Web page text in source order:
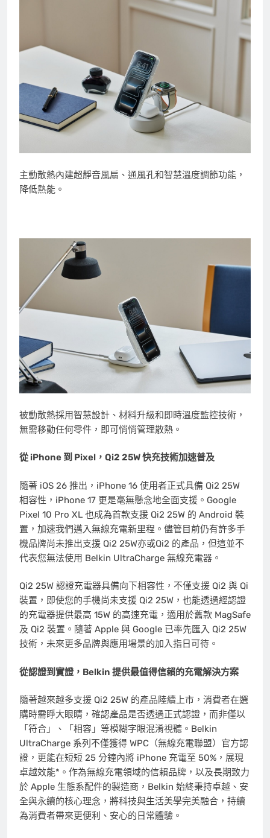
主動散熱內建超靜音風扇、通風孔和智慧溫度調節功能，
降低熱能。
被動散熱採用智慧設計、材料升級和即時溫度監控技術，
無需移動任何零件，即可悄悄管理散熱。
從 iPhone 到 Pixel ， Qi2 25W快充技術加速普及
隨著 iOS 26 推出，iPhone 16 使用者正式具備 Qi2 25W
相容性，iPhone 17 更是毫無懸念地全面支援。Google
Pixel 10 Pro XL 也成為首款支援 Qi2 25W 的 Android 裝
置，加速我們邁入無線充電新里程。儘管目前仍有許多手
機品牌尚未推出支援 Qi2 25W亦或Qi2 的產品，但這並不
代表您無法使用 Belkin UltraCharge 無線充電器。
Qi2 25W 認證充電器具備向下相容性，不僅支援 Qi2 與 Qi
裝置，即使您的手機尚未支援 Qi2 25W，也能透過經認證
的充電器提供最高 15W 的高速充電，適用於舊款 MagSafe
及 Qi2 裝置。隨著 Apple 與 Google 已率先匯入 Qi2 25W
技術，未來更多品牌與應用場景的加入指日可待。
從認證到實證， Belkin 提供最值得信賴的充電解決方案
隨著越來越多支援 Qi2 25W 的產品陸續上市，消費者在選
購時需睜大眼睛，確認產品是否透過正式認證，而非僅以
「符合」、「相容」等模糊字眼混淆視聽。Belkin
UltraCharge 系列不僅獲得 WPC（無線充電聯盟）官方認
證，更能在短短 25 分鐘內將 iPhone 充電至 50%，展現
卓越效能*。作為無線充電領域的信賴品牌，以及長期致力
於 Apple 生態系配件的製造商，Belkin 始終秉持卓越、安
全與永續的核心理念，將科技與生活美學完美融合，持續
為消費者帶來更便利、安心的日常體驗。